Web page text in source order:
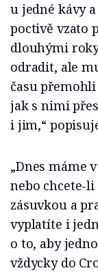
u jedné kávy
poctivě vzato
dlouhými
odradit, ale
času
jak s nimi
i jim,“
„Dnes máme
nebo chcete-
zásuvkou a
vyplatíte i
o to, aby
vždycky do